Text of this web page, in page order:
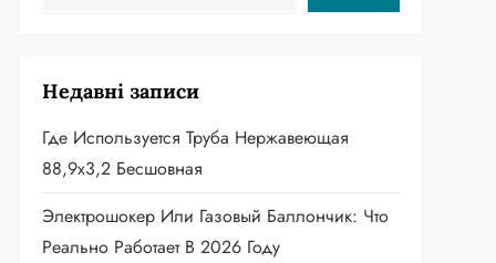
Недавні записи
Где Используется Труба Нержавеющая
88,9х3,2 Бесшовная
Электрошокер Или Газовый Баллончик: Что
Реально Работает В 2026 Году